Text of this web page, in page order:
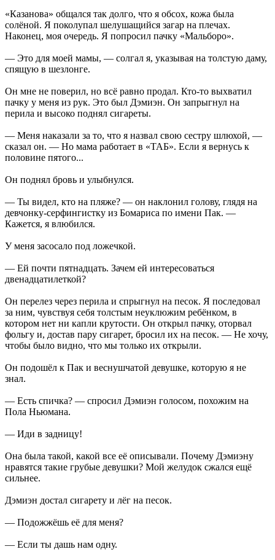
«Казанова» общался так долго, что я обсох, кожа была
солёной. Я поколупал шелушащийся загар на плечах.
Наконец, моя очередь. Я попросил пачку «Мальборо».
— Это для моей мамы, — солгал я, указывая на толстую даму,
спящую в шезлонге.
Он мне не поверил, но всё равно продал. Кто-то выхватил
пачку у меня из рук. Это был Дэмиэн. Он запрыгнул на
перила и высоко поднял сигареты.
— Меня наказали за то, что я назвал свою сестру шлюхой, —
сказал он. — Но мама работает в «ТАБ». Если я вернусь к
половине пятого...
Он поднял бровь и улыбнулся.
— Ты видел, кто на пляже? — он наклонил голову, глядя на
девчонку-серфингистку из Бомариса по имени Пак. —
Кажется, я влюбился.
У меня засосало под ложечкой.
— Ей почти пятнадцать. Зачем ей интересоваться
двенадцатилеткой?
Он перелез через перила и спрыгнул на песок. Я последовал
за ним, чувствуя себя толстым неуклюжим ребёнком, в
котором нет ни капли крутости. Он открыл пачку, оторвал
фольгу и, достав пару сигарет, бросил их на песок. — Не хочу,
чтобы было видно, что мы только их открыли.
Он подошёл к Пак и веснушчатой девушке, которую я не
знал.
— Есть спичка? — спросил Дэмиэн голосом, похожим на
Пола Ньюмана.
— Иди в задницу!
Она была такой, какой все её описывали. Почему Дэмиэну
нравятся такие грубые девушки? Мой желудок сжался ещё
сильнее.
Дэмиэн достал сигарету и лёг на песок.
— Подожжёшь её для меня?
— Если ты дашь нам одну.